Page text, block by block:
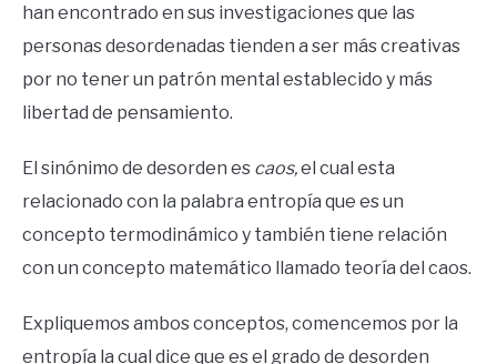
han encontrado en sus investigaciones que las
personas desordenadas tienden a ser más creativas
por no tener un patrón mental establecido y más
libertad de pensamiento.
El sinónimo de desorden es caos,el cual esta
relacionado con la palabra entropía que es un
concepto termodinámico y también tiene relación
con un concepto matemático llamado teoría del caos.
Expliquemos ambos conceptos, comencemos por la
entropía la cual dice que es el grado de desorden